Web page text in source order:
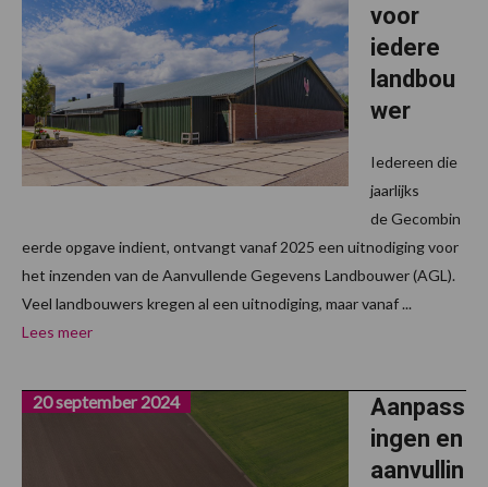
voor
iedere
landbou
wer
Iedereen die
jaarlijks
de Gecombin
eerde opgave indient, ontvangt vanaf 2025 een uitnodiging voor
het inzenden van de Aanvullende Gegevens Landbouwer (AGL).
Veel landbouwers kregen al een uitnodiging, maar vanaf ...
Lees meer
Aanpass
ingen en
aanvullin
20 september 2024